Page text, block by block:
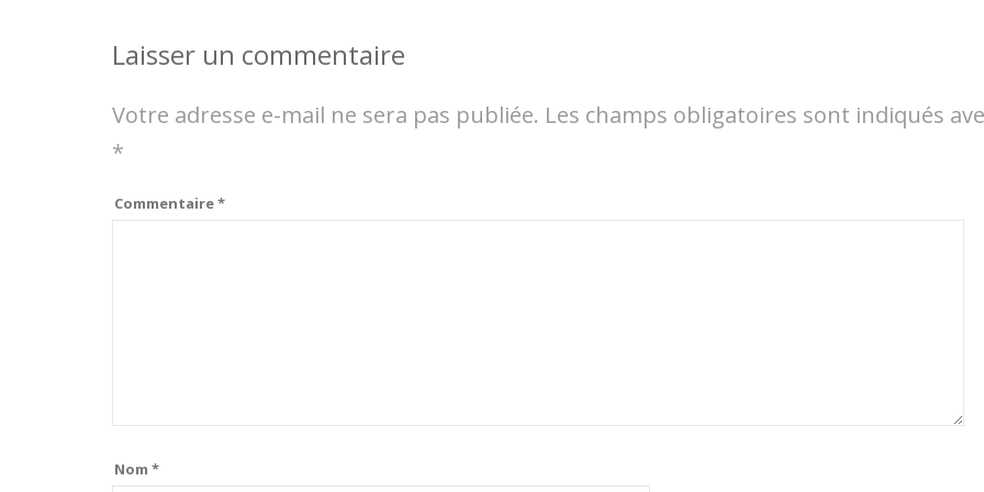
Laisser un commentaire
Votre adresse e-mail ne sera pas publiée. Les champs obligatoires sont indiqués
*
Commentaire*
Nom *